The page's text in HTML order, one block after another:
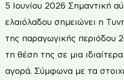
5 Ιουνίου 2026 Σημαντική
ελαιόλαδου σημειώνει η
της παραγωγικής περιόδου
τη θέση της σε μια
αγορά. Σύμφωνα με τα